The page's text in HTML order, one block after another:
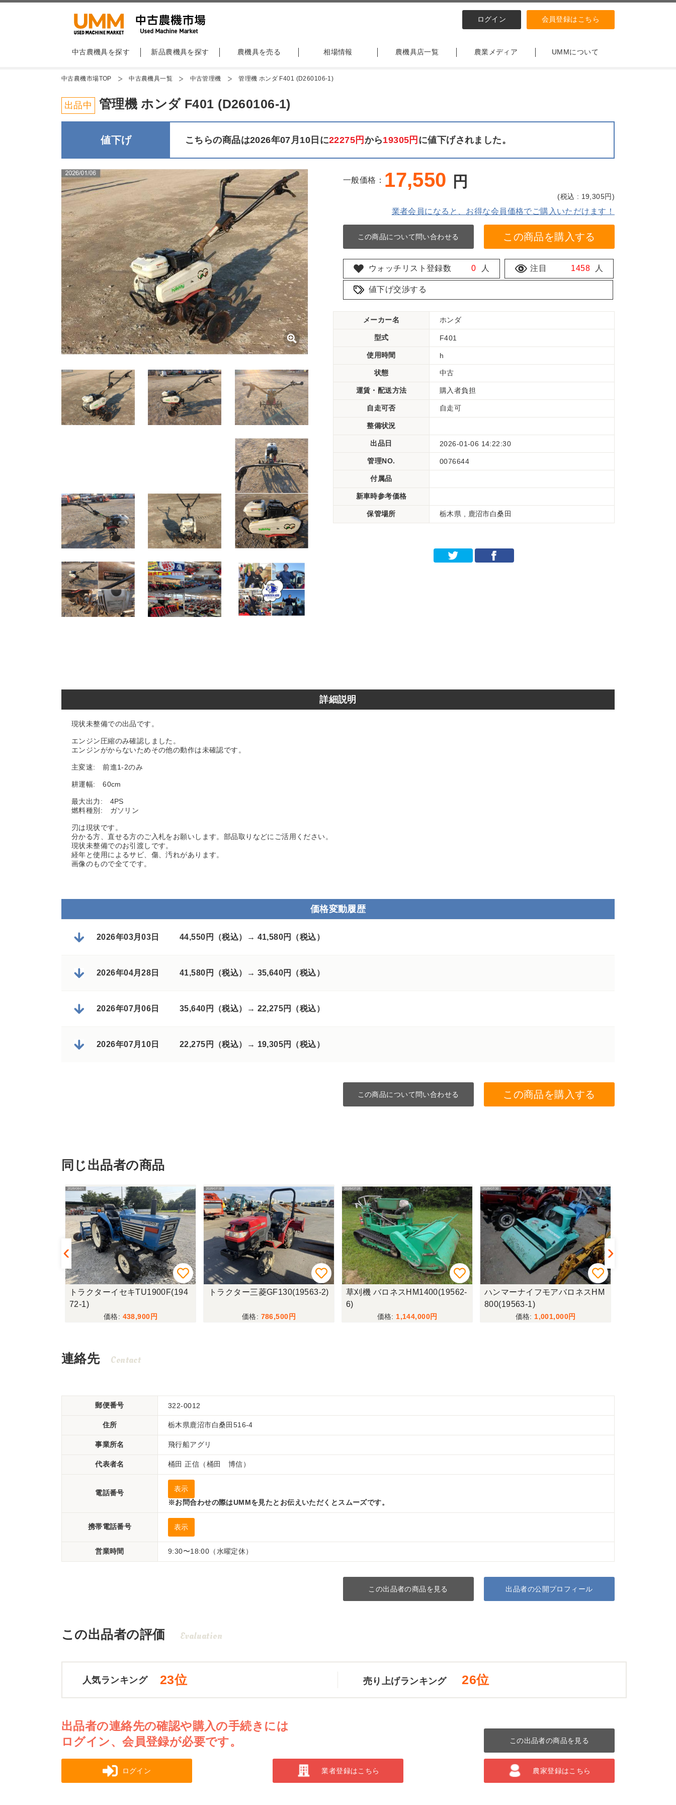
ログイン 会員登録はこちら
中古農機具を探す 新品農機具を探す 農機具を売る 相場情報 農機具店一覧 農業メディア UMMについて
中古農機市場TOP 中古農機具一覧 中古管理機 管理機 ホンダ F401 (D260106-1)
出品中 管理機 ホンダ F401 (D260106-1)
値下げ こちらの商品は2026年07月10日に22275円 から19305円 に値下げされました。
一般価格： 17,550 円
(税込 : 19,305円)
業者会員になると、お得な会員価格でご購入いただけます！
この商品について問い合わせる この商品を購入する
ウォッチリスト登録数 0 人 注目 1458 人
値下げ交渉する
メーカー名 ホンダ
型式 F401
使用時間 h
状態 中古
運賃・配送方法 購入者負担
自走可否 自走可
整備状況
出品日 2026-01-06 14:22:30
管理NO. 0076644
付属品
新車時参考価格
保管場所 栃木県 , 鹿沼市白桑田
詳細説明
現状未整備での出品です。
エンジン圧縮のみ確認しました。
エンジンがからないためその他の動作は未確認です。
主変速: 前進1-2のみ
耕運幅: 60cm
最大出力: 4PS
燃料種別: ガソリン
刃は現状です。
分かる方、直せる方のご入札をお願いします。部品取りなどにご活用ください。
現状未整備でのお引渡しです。
経年と使用によるサビ、傷、汚れがあります。
画像のもので全てです。
価格変動履歴
2026年03月03日 44,550円（税込）→ 41,580円（税込）
2026年04月28日 41,580円（税込）→ 35,640円（税込）
2026年07月06日 35,640円（税込）→ 22,275円（税込）
2026年07月10日 22,275円（税込）→ 19,305円（税込）
この商品について問い合わせる この商品を購入する
同じ出品者の商品
トラクターイセキTU1900F(194
72-1)
438,900
トラクター三菱GF130(19563-2)
786,500
草刈機 バロネスHM1400(19562-
6)
1,144,000
ハンマーナイフモアバロネスHM
800(19563-1)
1,001,000
連絡先 Contact
郵便番号 322-0012
住所 栃木県鹿沼市白桑田516-4
事業所名 飛行船アグリ
代表者名 桶田 正信（桶田 博信）
電話番号
表示
※お問合わせの際はUMMを見たとお伝えいただくとスムーズです。
携帯電話番号 表示
営業時間 9:30〜18:00（水曜定休）
この出品者の商品を見る 出品者の公開プロフィール
この出品者の評価 Evaluation
人気ランキング 23位 売り上げランキング 26位
出品者の連絡先の確認や購入の手続きには
ログイン、会員登録が必要です。
この出品者の商品を見る
ログイン 業者登録はこちら 農家登録はこちら